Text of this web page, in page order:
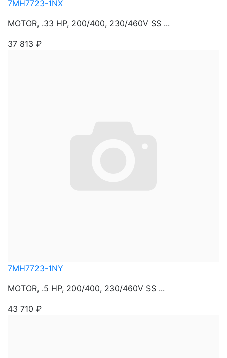
7MH7723-1NX
MOTOR, .33 HP, 200/400, 230/460V SS ...
37 813 ₽
7MH7723-1NY
MOTOR, .5 HP, 200/400, 230/460V SS ...
43 710 ₽